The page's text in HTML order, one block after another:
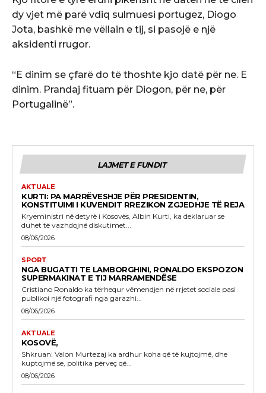
dy vjet më parë vdiq sulmuesi portugez, Diogo
Jota, bashkë me vëllain e tij, si pasojë e një
aksidenti rrugor.
“E dinim se çfarë do të thoshte kjo datë për ne. E
dinim. Prandaj fituam për Diogon, për ne, për
Portugalinë”.
LAJMET E FUNDIT
AKTUALE
KURTI: PA MARRËVESHJE PËR PRESIDENTIN,
KONSTITUIMI I KUVENDIT RREZIKON ZGJEDHJE TË REJA
Kryeministri në detyrë i Kosovës, Albin Kurti, ka deklaruar se
duhet të vazhdojnë diskutimet...
08/06/2026
SPORT
NGA BUGATTI TE LAMBORGHINI, RONALDO EKSPOZON
SUPERMAKINAT E TIJ MARRAMENDËSE
Cristiano Ronaldo ka tërhequr vëmendjen në rrjetet sociale pasi
publikoi një fotografi nga garazhi...
08/06/2026
AKTUALE
KOSOVË,
Shkruan: Valon Murtezaj ka ardhur koha që të kujtojmë, dhe
kuptojmë se, politika përveç që...
08/06/2026